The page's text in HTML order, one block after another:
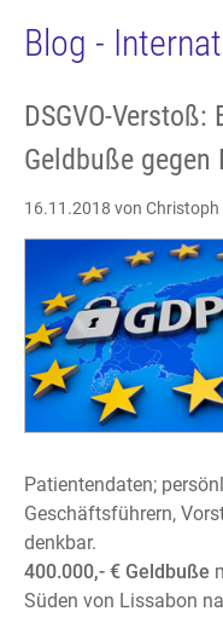
Blog -
DSGVO-
Geldbuße gegen
16.11.2018 von Christoph
Patientendaten;
Geschäftsführern,
denkbar.
400.000,- € Geldbuße
Süden von Lissabon